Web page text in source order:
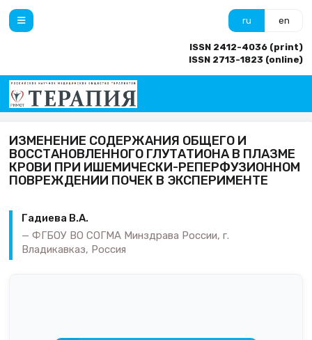
ru en
ISSN 2412-4036 (print)
ISSN 2713-1823 (online)
ИЗМЕНЕНИЕ СОДЕРЖАНИЯ ОБЩЕГО И
ВОССТАНОВЛЕННОГО ГЛУТАТИОНА В ПЛАЗМЕ
КРОВИ ПРИ ИШЕМИЧЕСКИ-РЕПЕРФУЗИОННОМ
ПОВРЕЖДЕНИИ ПОЧЕК В ЭКСПЕРИМЕНТЕ
Гадиева В.А.
ФГБОУ ВО СОГМА Минздрава России, г.
Владикавказ, Россия